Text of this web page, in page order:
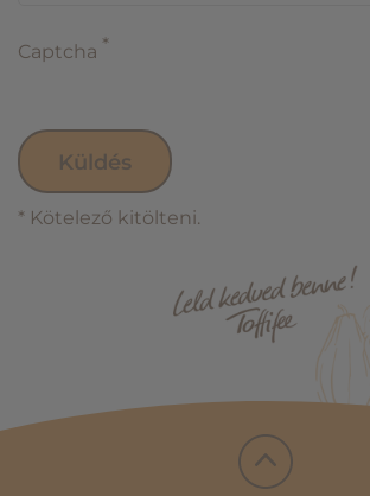
Captcha *
* Kötelező kitölteni.